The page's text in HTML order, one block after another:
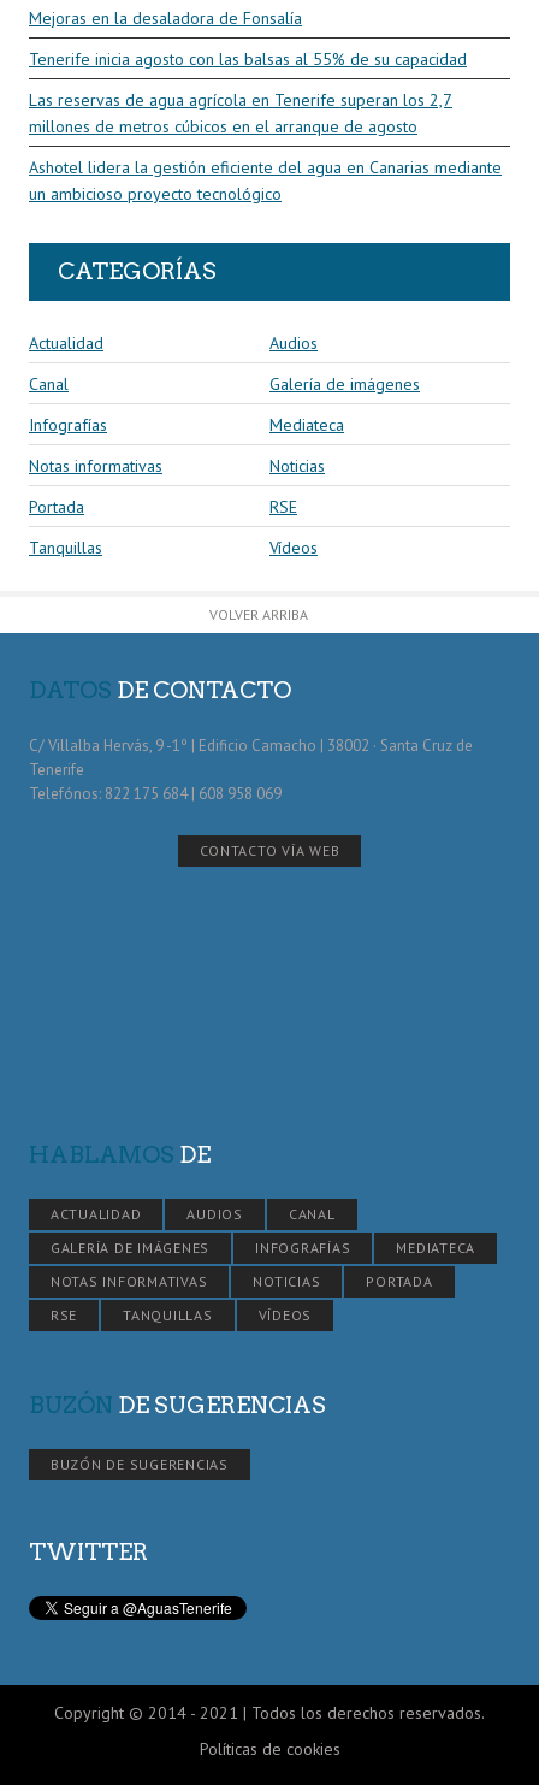
Mejoras en la desaladora de Fonsalía
Tenerife inicia agosto con las balsas al 55% de su capacidad
Las reservas de agua agrícola en Tenerife superan los 2,7
millones de metros cúbicos en el arranque de agosto
Ashotel lidera la gestión eficiente del agua en Canarias mediante
un ambicioso proyecto tecnológico
CATEGORÍAS
Actualidad
Audios
Canal
Galería de imágenes
Infografías
Mediateca
Notas informativas
Noticias
Portada
RSE
Tanquillas
Vídeos
VOLVER ARRIBA
DATOS DE CONTACTO
C/ Villalba Hervás, 9 -1º | Edificio Camacho | 38002 · Santa Cruz de
Tenerife
Telefónos: 822 175 684 | 608 958 069
CONTACTO VÍA WEB
HABLAMOS DE
ACTUALIDAD AUDIOS
CANAL
GALERÍA DE IMÁGENES
INFOGRAFÍAS
MEDIATECA
NOTAS INFORMATIVAS
NOTICIAS
PORTADA
RSE
TANQUILLAS VÍDEOS
BUZÓN DE SUGERENCIAS
BUZÓN DE SUGERENCIAS
TWITTER
Copyright © 2014 - 2021 | Todos los derechos reservados.
Políticas de cookies